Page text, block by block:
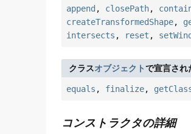
append , closePath,
createTransformedShape,
intersects , reset ,
クラスオブジェクトで宣言され
equals , finalize,
コンストラクタの詳細